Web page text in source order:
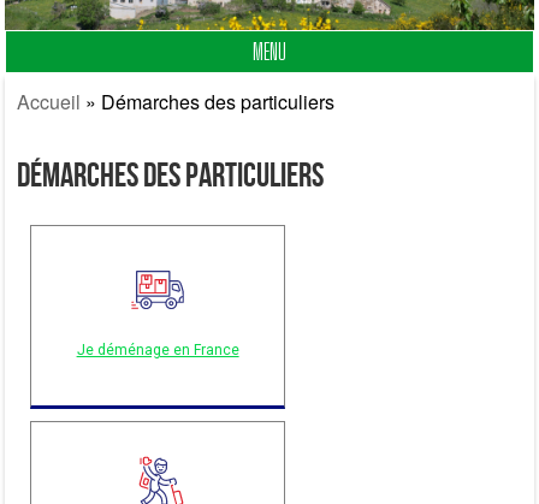
MENU
Fin du contenu
Accueil » Démarches des particuliers
Démarches des particuliers
Je déménage en France